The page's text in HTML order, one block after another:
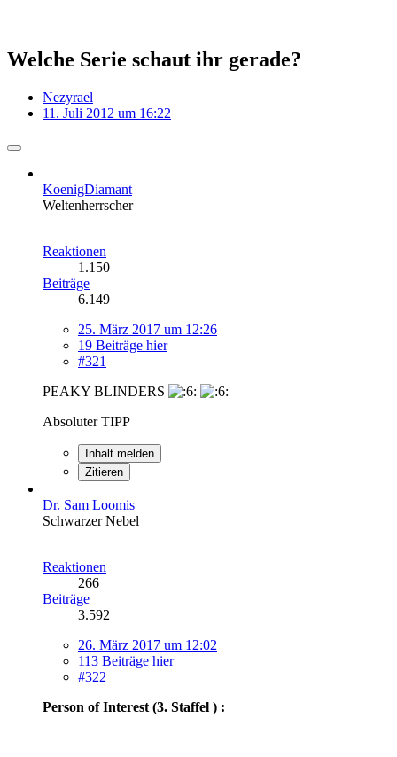
Welche Serie schaut ihr gerade?
Nezyrael
11. Juli 2012 um 16:22
KoenigDiamant
Weltenherrscher
Reaktionen
1.150
Beiträge
6.149
25. März 2017 um 12:26
19 Beiträge hier
#321
PEAKY BLINDERS
Absoluter TIPP
Inhalt melden
Zitieren
Dr. Sam Loomis
Schwarzer Nebel
Reaktionen
266
Beiträge
3.592
26. März 2017 um 12:02
113 Beiträge hier
#322
Person of Interest (3. Staffel ) :